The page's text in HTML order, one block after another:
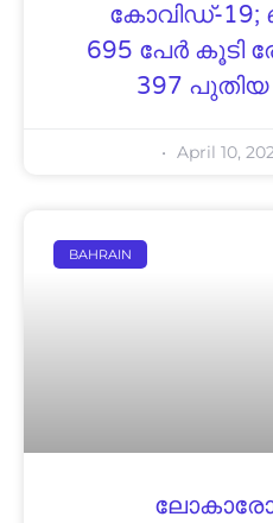
കോവിഡ്-
695 പേർ കൂടി
397
April 10,
BAHRAIN